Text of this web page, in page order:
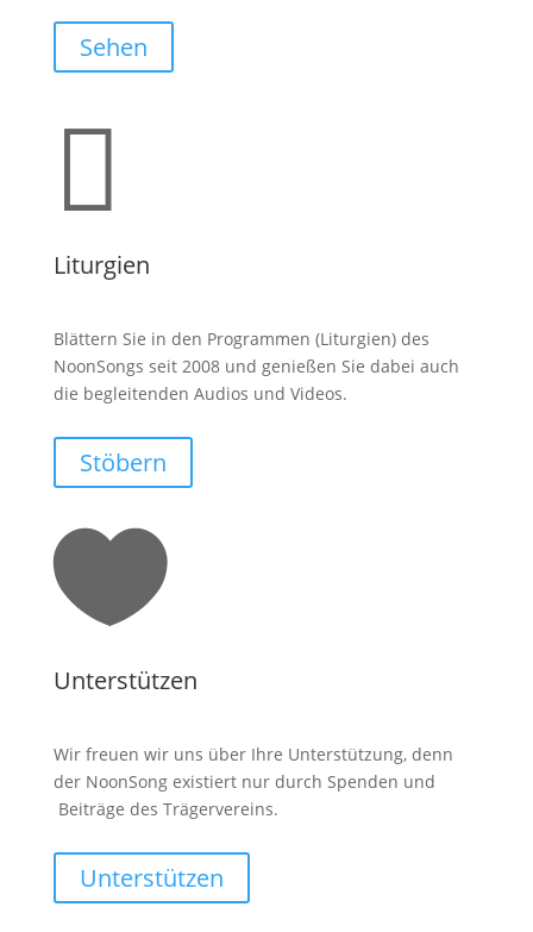
Sehen

Liturgien
Blättern Sie in den Programmen (Liturgien) des
NoonSongs seit 2008 und genießen Sie dabei auch
die begleitenden Audios und Videos.
Stöbern

Unterstützen
Wir freuen wir uns über Ihre Unterstützung, denn
der NoonSong existiert nur durch Spenden und
Beiträge des Trägervereins.
Unterstützen